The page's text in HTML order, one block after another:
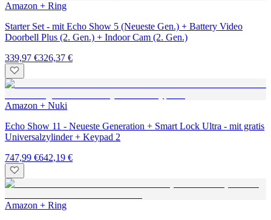
Amazon + Ring
Starter Set - mit Echo Show 5 (Neueste Gen.) + Battery Video
Doorbell Plus (2. Gen.) + Indoor Cam (2. Gen.)
339,97 €326,37 €
Amazon + Nuki
Echo Show 11 - Neueste Generation + Smart Lock Ultra - mit gratis
Universalzylinder + Keypad 2
747,99 €642,19 €
Amazon + Ring